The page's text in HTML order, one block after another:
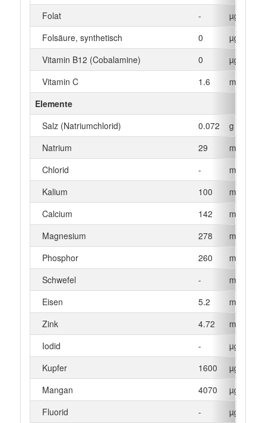
Folat
-
µg
Folsäure, synthetisch
0
µg
Vitamin B12 (Cobalamine)
0
µg
Vitamin C
1.6
mg
Elemente
Salz (Natriumchlorid)
0.072
g
Natrium
29
mg
Chlorid
-
mg
Kalium
100
mg
Calcium
142
mg
Magnesium
278
mg
Phosphor
260
mg
Schwefel
-
mg
Eisen
5.2
mg
Zink
4.72
mg
Iodid
-
µg
Kupfer
1600
µg
Mangan
4070
µg
Fluorid
- µg